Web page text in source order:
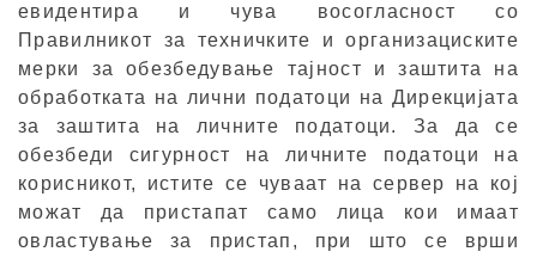
евидентира и чува восогласност со
Правилникот за техничките и организациските
мерки за обезбедување тајност и заштита на
обработката на лични податоци на Дирекцијата
за заштита на личните податоци. За да се
обезбеди сигурност на личните податоци на
корисникот, истите се чуваат на сервер на кој
можат да пристапат само лица кои имаат
овластување за пристап, при што се врши